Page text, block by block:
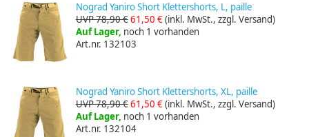
Nograd Yaniro Short Klettershorts, L, paille
UVP 78,90 €61,50 €(inkl. MwSt., zzgl. Versand)
Auf Lager, noch 1 vorhanden
Art.nr. 132103
Nograd Yaniro Short Klettershorts, XL, paille
UVP 78,90 €61,50 €(inkl. MwSt., zzgl. Versand)
Auf Lager, noch 1 vorhanden
Art.nr. 132104